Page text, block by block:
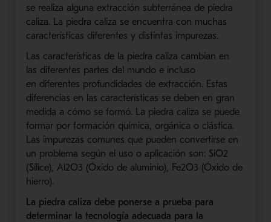
se realiza alguna extracción subterránea de piedra
caliza. La piedra caliza se encuentra con muchas
características diferentes y distintas impurezas.
Las características de la piedra caliza cambian en
las diferentes partes del mundo e incluso
en diferentes profundidades de extracción. Estas
diferencias en las características se deben en gran
medida a cómo se formó. La piedra caliza se puede
formar por formación química, orgánica o clástica.
Las impurezas comunes que pueden convertirse en
un problema según el uso o aplicación son: SiO2
(Sílice), Al2O3 (Óxido de aluminio), Fe2O3 (Óxido de
hierro).
La piedra caliza debe ponerse a prueba para
determinar la tecnología adecuada para la